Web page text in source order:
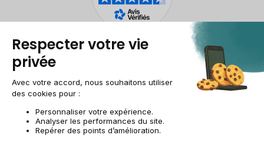
Mentions légalesGestion des cookies
Conditions générales de vente
AccessibilitéPlan du site